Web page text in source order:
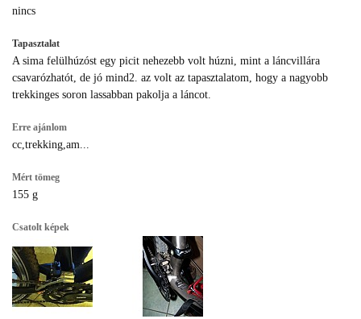
nincs
Tapasztalat
A sima felülhúzóst egy picit nehezebb volt húzni, mint a láncvillára
csavarózhatót, de jó mind2. az volt az tapasztalatom, hogy a nagyobb
trekkinges soron lassabban pakolja a láncot.
Erre ajánlom
cc,trekking,am...
Mért tömeg
155 g
Csatolt képek